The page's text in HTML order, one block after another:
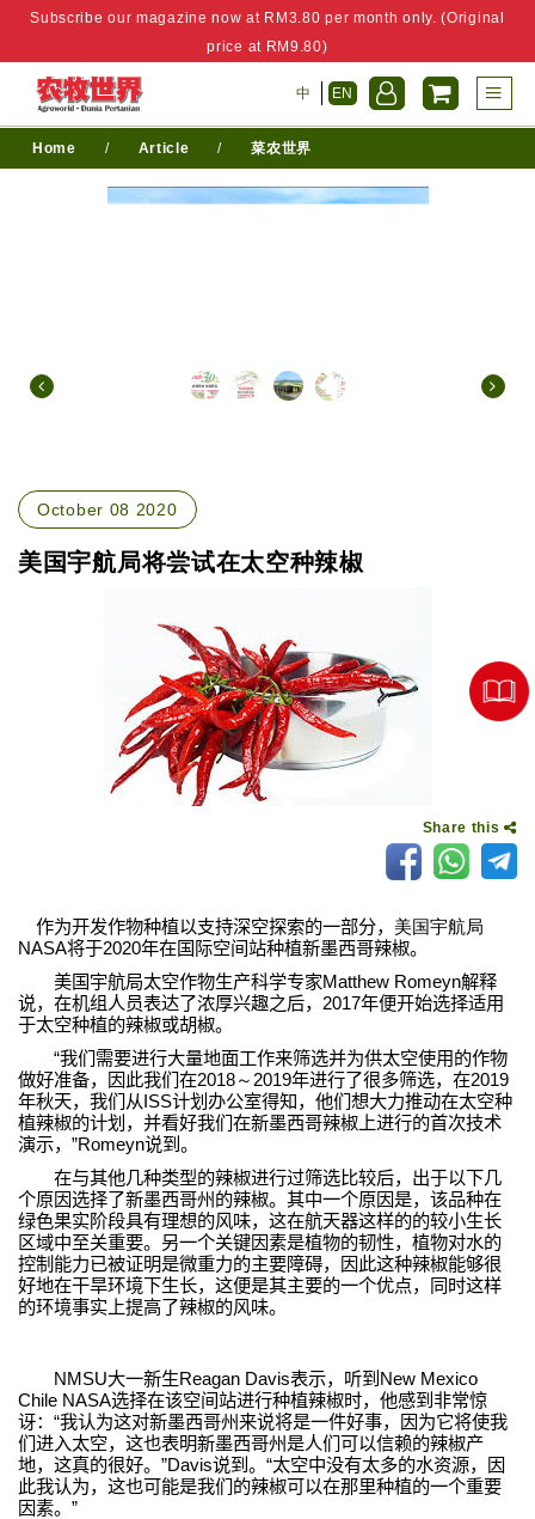
Subscribe our magazine now at RM3.80 per month only. (Original
price at RM9.80)
中 EN
Home / Article / 菜农世界
October 08 2020
美国宇航局将尝试在太空种辣椒
Share this
作为开发作物种植以支持深空探索的一部分， 美国宇航局
NASA将于2020年在国际空间站种植新墨西哥辣椒。
美国宇航局太空作物生产科学专家Matthew Romeyn解释
说，在机组人员表达了浓厚兴趣之后， 2017年便开始选择适用
于太空种植的辣椒或胡椒。
“我们需要进行大量地面工作来筛选并为供太空使用的作物
做好准备，因此我们在2018～2019年进行了很多筛选，在2019
年秋天，我们从ISS计划办公室得知，他们想大力推动在太空种
植辣椒的计划，并看好我们在新墨西哥辣椒上进行的首次技术
演示， ”Romeyn说到。
在与其他几种类型的辣椒进行过筛选比较后，出于以下几
个原因选择了新墨西哥州的辣椒。其中一个原因是，该品种在
绿色果实阶段具有理想的风味，这在航天器这样的的较小生长
区域中至关重要。另一个关键因素是植物的韧性，植物对水的
控制能力已被证明是微重力的主要障碍，因此这种辣椒能够很
好地在干旱环境下生长，这便是其主要的一个优点，同时这样
的环境事实上提高了辣椒的风味。
NMSU大一新生Reagan Davis表示，听到 New Mexico
Chile NASA选择在该空间站进行种植辣椒时，他感到非常惊
讶： “我认为这对新墨西哥州来说将是一件好事，因为它将使我
们进入太空，这也表明新墨西哥州是人们可以信赖的辣椒产
地，这真的很好。 ”Davis说到。 “太空中没有太多的水资源，因
此我认为，这也可能是我们的辣椒可以在那里种植的一个重要
因素。 ”